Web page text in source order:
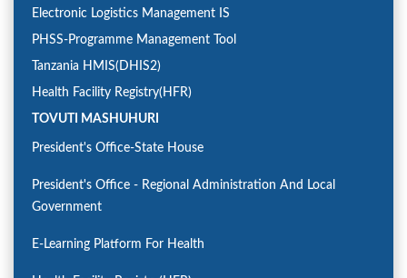
Electronic Logistics Management IS
PHSS-Programme Management Tool
Tanzania HMIS(DHIS2)
Health Facility Registry(HFR)
TOVUTI MASHUHURI
President's Office-State House
President's Office - Regional Administration And Local
Government
E-Learning Platform For Health